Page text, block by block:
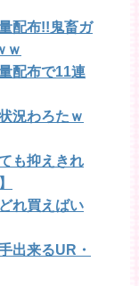
配布!!鬼畜ガ
ｗ
配布で11連
況わろたｗ
も抑えきれ
れ買えばい
出来るUR・